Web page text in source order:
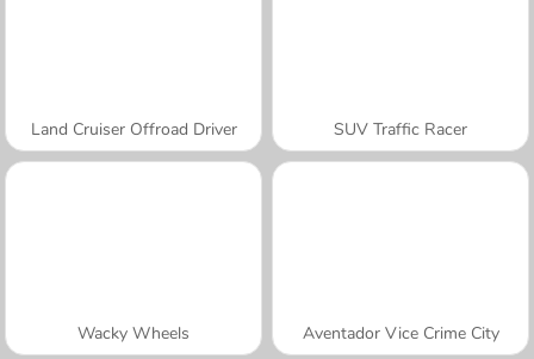
Land Cruiser Offroad Driver SUV Traffic Racer
Wacky Wheels Aventador Vice Crime City